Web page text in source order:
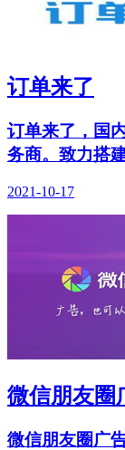
订单来了
订单来了，国
务商。致力搭
2021-10-17
微信朋友圈
微信朋友圈广